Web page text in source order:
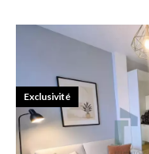
Exclusivité